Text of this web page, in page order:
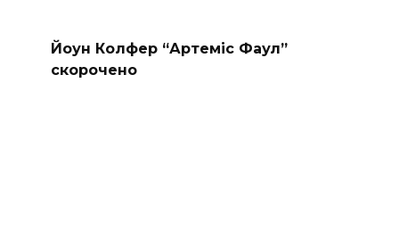
Йоун Колфер “Артеміс Фаул”
скорочено